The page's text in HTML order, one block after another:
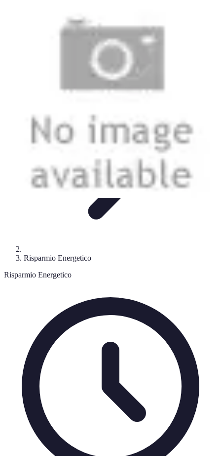
Risparmio Energetico
Sostenibilità
Risparmio Energetico
Risparmio Energetico